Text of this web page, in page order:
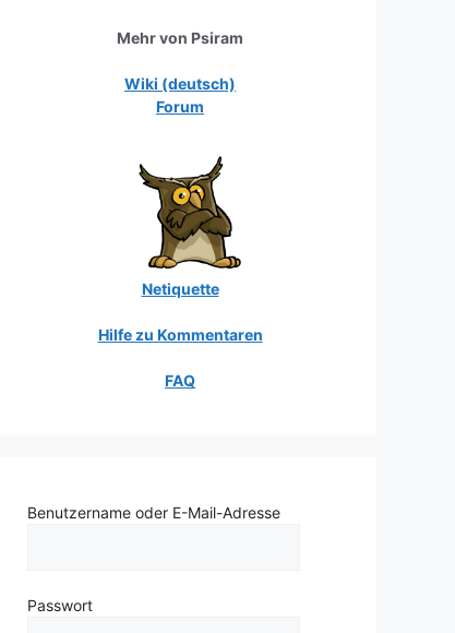
Mehr von Psiram
Wiki (deutsch)
Forum
Netiquette
Hilfe zu Kommentaren
FAQ
Benutzername oder E-Mail-Adresse
Passwort